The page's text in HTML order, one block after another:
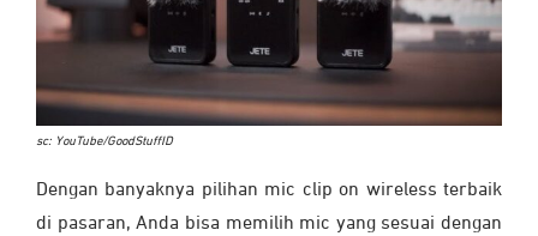
sc: YouTube/GoodStuffID
Dengan banyaknya pilihan mic clip on wireless terbaik
di pasaran, Anda bisa memilih mic yang sesuai dengan